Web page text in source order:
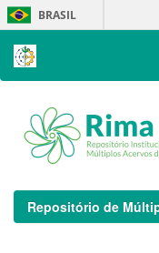
Skip
navigation
BRASIL
Repositório de